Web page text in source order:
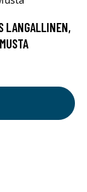
LANGALLINEN,